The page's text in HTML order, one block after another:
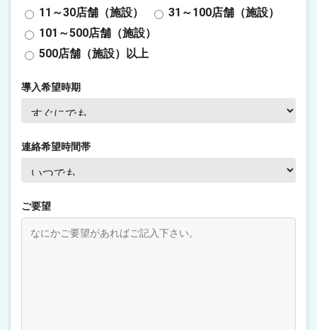
11～30店舗（施設）
31～100店舗（施設）
101～500店舗（施設）
500店舗（施設）以上
導入希望時期
連絡希望時間帯
ご要望